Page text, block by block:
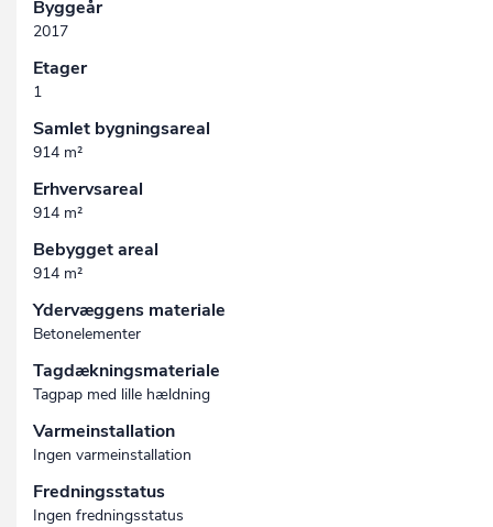
Byggeår
2017
Etager
1
Samlet bygningsareal
914 m²
Erhvervsareal
914 m²
Bebygget areal
914 m²
Ydervæggens materiale
Betonelementer
Tagdækningsmateriale
Tagpap med lille hældning
Varmeinstallation
Ingen varmeinstallation
Fredningsstatus
Ingen fredningsstatus